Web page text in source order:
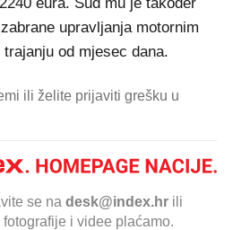
upravljanja motornim
od mjesec dana.
ili želite prijaviti grešku u
se na desk@index.hr ili
fotografije i videe plaćamo.